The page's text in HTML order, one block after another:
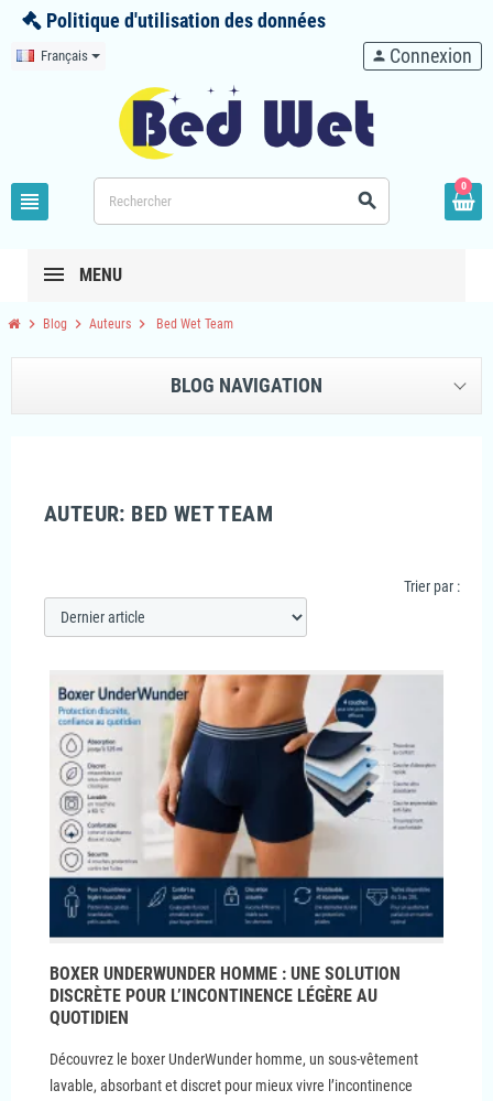
Politique d'utilisation des données
Français
view_headline search
person Connexion
0
MENU
chevron_right Blog chevron_right Auteurs chevron_right Bed Wet Team
BLOG NAVIGATION
AUTEUR: BED WET TEAM
Trier par :
BOXER UNDERWUNDER HOMME : UNE SOLUTION
DISCRÈTE POUR L’INCONTINENCE LÉGÈRE AU
QUOTIDIEN
Découvrez le boxer UnderWunder homme, un sous-vêtement
lavable, absorbant et discret pour mieux vivre l’incontinence